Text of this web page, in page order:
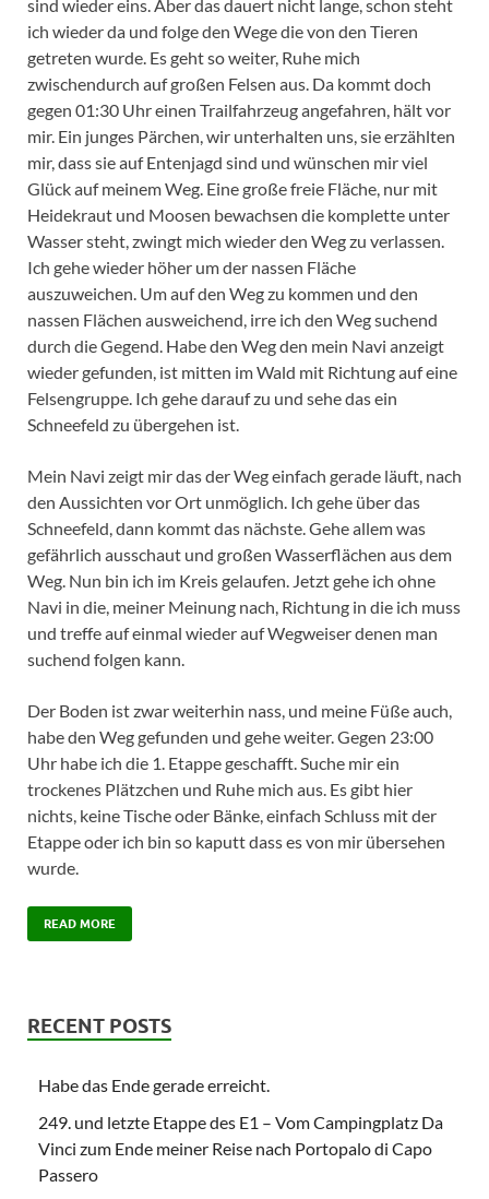
sind wieder eins. Aber das dauert nicht lange, schon steht
ich wieder da und folge den Wege die von den Tieren
getreten wurde. Es geht so weiter, Ruhe mich
zwischendurch auf großen Felsen aus. Da kommt doch
gegen 01:30 Uhr einen Trailfahrzeug angefahren, hält vor
mir. Ein junges Pärchen, wir unterhalten uns, sie erzählten
mir, dass sie auf Entenjagd sind und wünschen mir viel
Glück auf meinem Weg. Eine große freie Fläche, nur mit
Heidekraut und Moosen bewachsen die komplette unter
Wasser steht, zwingt mich wieder den Weg zu verlassen.
Ich gehe wieder höher um der nassen Fläche
auszuweichen. Um auf den Weg zu kommen und den
nassen Flächen ausweichend, irre ich den Weg suchend
durch die Gegend. Habe den Weg den mein Navi anzeigt
wieder gefunden, ist mitten im Wald mit Richtung auf eine
Felsengruppe. Ich gehe darauf zu und sehe das ein
Schneefeld zu übergehen ist.
Mein Navi zeigt mir das der Weg einfach gerade läuft, nach
den Aussichten vor Ort unmöglich. Ich gehe über​ das
Schneefeld, dann kommt das nächste. Gehe allem was
gefährlich ausschaut und großen Wasserflächen aus dem
Weg. Nun bin ich im Kreis gelaufen. Jetzt gehe ich ohne
Navi in die, meiner Meinung nach, Richtung in die ich muss
und treffe auf einmal wieder auf Wegweiser denen man
suchend folgen kann.
Der Boden ist zwar weiterhin nass, und meine Füße auch,
habe den Weg gefunden und gehe weiter. Gegen 23:00
Uhr habe ich die 1. Etappe geschafft. Suche mir ein
trockenes Plätzchen und Ruhe mich aus. Es gibt hier
nichts, keine Tische oder Bänke, einfach Schluss mit der
Etappe oder ich bin so kaputt dass es von mir übersehen
wurde.
READ MORE
RECENT POSTS
Habe das Ende gerade erreicht.
249. und letzte Etappe des E1 – Vom Campingplatz Da
Vinci zum Ende meiner Reise nach Portopalo di Capo
Passero